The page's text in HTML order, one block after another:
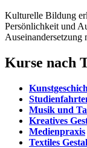
Kulturelle Bildung
Persönlichkeit und
Auseinandersetzung
Kurse nach
Musik und
Kreatives
Medienpraxis
Textiles